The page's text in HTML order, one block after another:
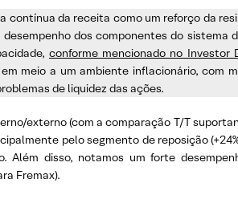
contínua da receita como um reforço da
dos componentes do sistema
conforme mencionado no Investor
meio a um ambiente inflacionário, com
de liquidez das ações.
externo (com a comparação T/T
pelo segmento de reposição
Além disso, notamos um forte
Fremax).